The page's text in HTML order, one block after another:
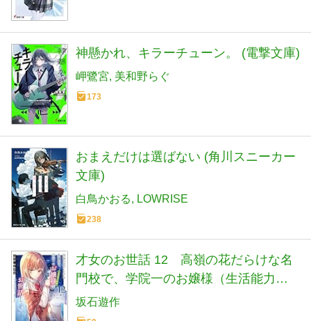
神懸かれ、キラーチューン。 (電撃文庫)
岬鷺宮 美和野らぐ
173
おまえだけは選ばない (角川スニーカー
文庫)
白鳥かおる LOWRISE
238
才女のお世話 12 高嶺の花だらけな名
門校で、学院一のお嬢様（生活能力皆
無）を陰ながらお世話することになり
ました (HJ文庫 さ 07-03-12)
坂石遊作